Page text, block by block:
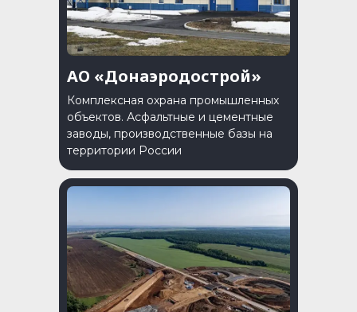
АО «Донаэродострой»
Комплексная охрана промышленных
объектов. Асфальтные и цементные
заводы, производственные базы на
территории России